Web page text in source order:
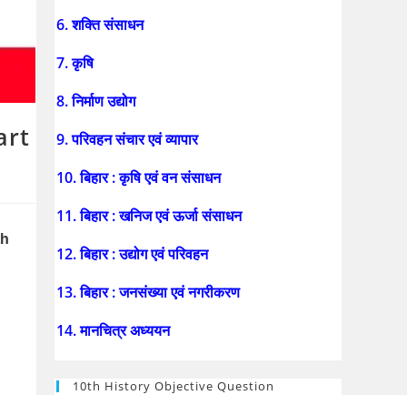
6. शक्ति संसाधन
7. कृषि
8. निर्माण उद्योग
9. परिवहन संचार एवं व्यापार
10. बिहार : कृषि एवं वन संसाधन
11. बिहार : खनिज एवं ऊर्जा संसाधन
12. बिहार : उद्योग एवं परिवहन
13. बिहार : जनसंख्या एवं नगरीकरण
14. मानचित्र अध्ययन
10th History Objective Question